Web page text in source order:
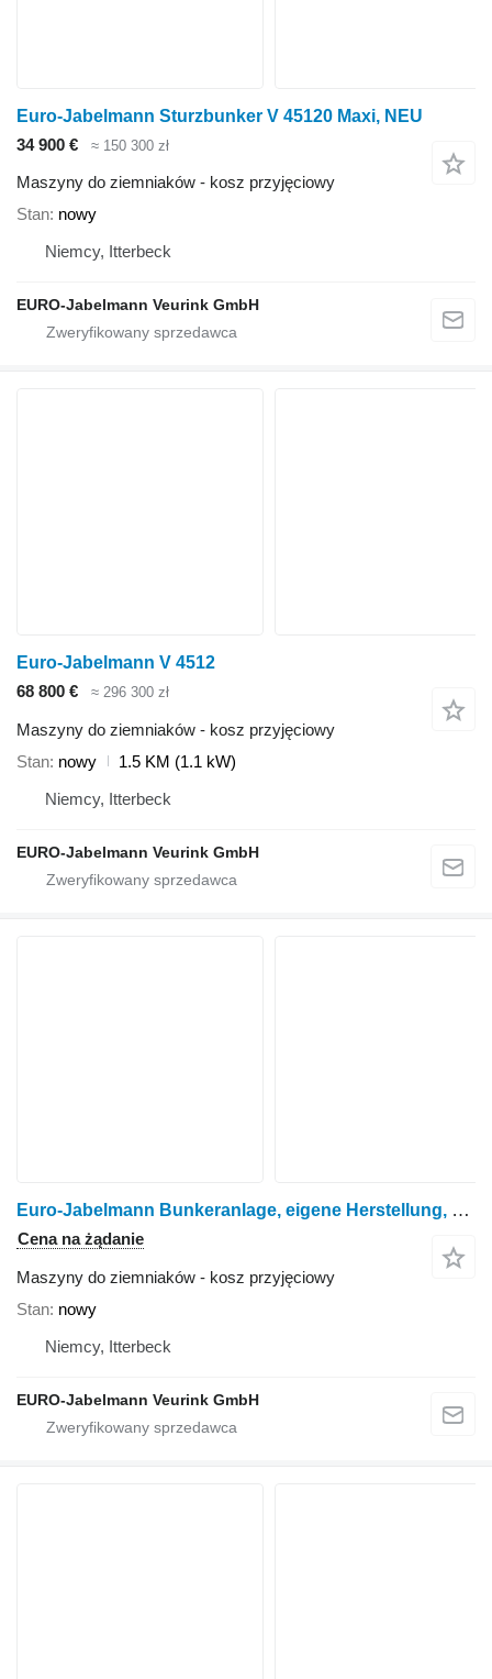
Euro-Jabelmann Sturzbunker V 45120 Maxi, NEU
34 900 €
≈ 150 300 zł
Maszyny do ziemniaków - kosz przyjęciowy
Stan nowy
Niemcy, Itterbeck
EURO-Jabelmann Veurink GmbH
Euro-Jabelmann V 4512
68 800 €
≈ 296 300 zł
Maszyny do ziemniaków - kosz przyjęciowy
Stan nowy
1.5 KM (1.1 kW)
Niemcy, Itterbeck
EURO-Jabelmann Veurink GmbH
Euro-Jabelmann Bunkeranlage, eigene Herstellung, Made in Germany
Cena na żądanie
Maszyny do ziemniaków - kosz przyjęciowy
Stan nowy
Niemcy, Itterbeck
EURO-Jabelmann Veurink GmbH